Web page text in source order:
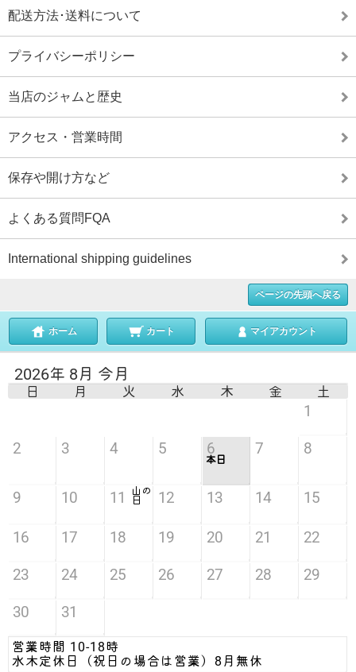
配送方法･送料について
プライバシーポリシー
当店のジャムと歴史
アクセス・営業時間
保存や開け方など
よくある質問FQA
International shipping guidelines
ページの先頭へ戻る
ホーム カート マイアカウント